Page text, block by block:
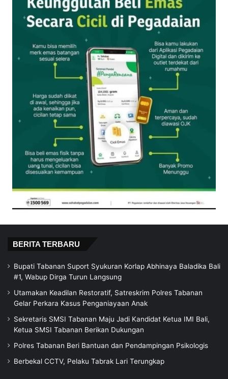
BERITA TERBARU
Bupati Tabanan Suport Syukuran Korlap Abhinaya Baladika Bali
#1, Wabup Dirga Turun Langsung
Utamakan Keadilan Restoratif, Satreskrim Polres Tabanan
Gelar Perkara Kasus Penganiayaan Anak
Sekretaris SMSI Tabanan Maju Jadi Kandidat Ketua IMI Bali,
Ketua SMSI Tabanan Berikan Dukungan
Polres Tabanan Beri Bantuan dan Pendampingan Psikologis
Berbekal CCTV, Pelaku Tabrak Lari Terungkap